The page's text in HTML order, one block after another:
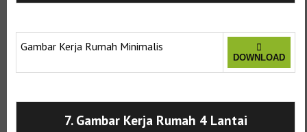
Gambar Kerja Rumah Minimalis
DOWNLOAD
7. Gambar Kerja Rumah 4 Lantai